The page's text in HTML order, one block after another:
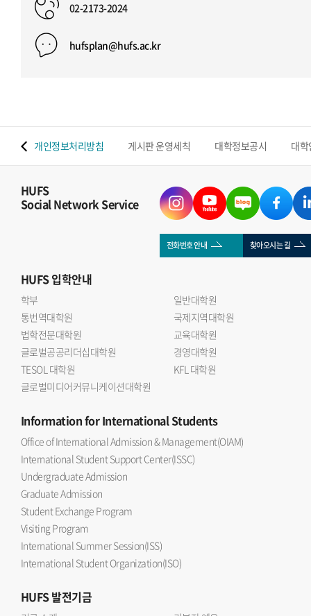
02-2173-2024
hufsplan@hufs.ac.kr
개인정보처리방침 게시판 운영세칙 대학정보공시 대
HUFS
Social Network Service
전화번호 안내 찾아오시는 길
HUFS입학안내
학부
일반대학원
통번역대학원
국제지역대학원
법학전문대학원
교육대학원
글로벌공공리더십대학원
경영대학원
TESOL 대학원
KFL 대학원
글로벌미디어커뮤니케이션대학원
Informationfor International Students
Office of International Admission & Management(OIAM)
International Student Support Center(ISSC)
Undergraduate Admission
Graduate Admission
Student Exchange Program
Visiting Program
International Summer Session(ISS)
International Student Organization(ISO)
HUFS발전기금